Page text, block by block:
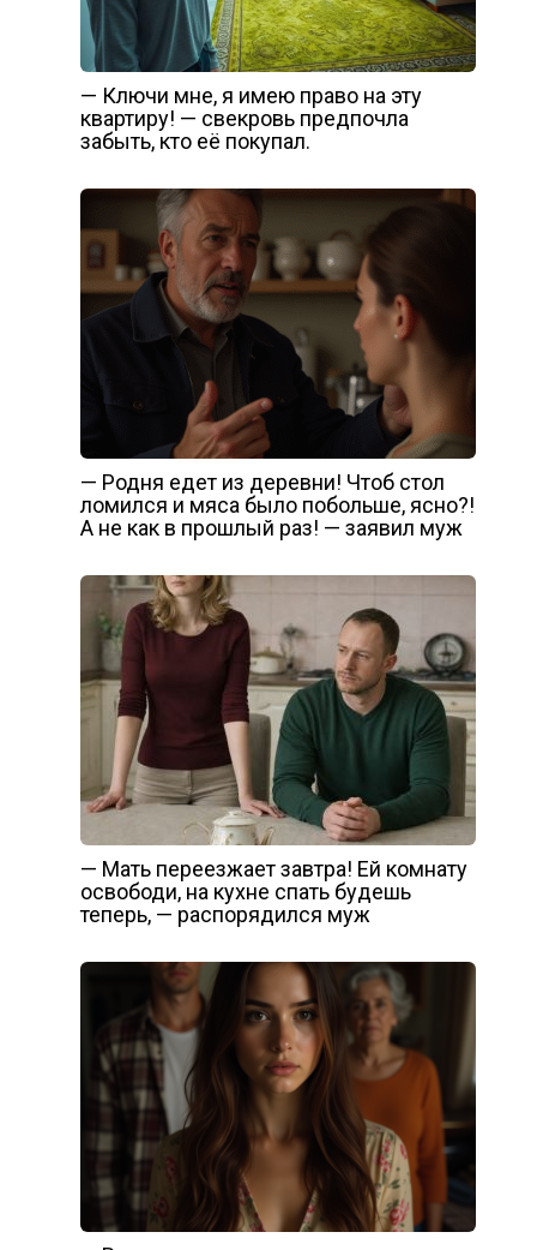
— Ключи мне, я имею право на эту
квартиру! — свекровь предпочла
забыть, кто её покупал.
— Родня едет из деревни! Чтоб стол
ломился и мяса было побольше, ясно?!
А не как в прошлый раз! — заявил муж
— Мать переезжает завтра! Ей комнату
освободи, на кухне спать будешь
теперь, — распорядился муж